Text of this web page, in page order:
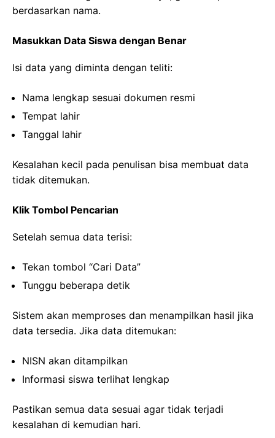
berdasarkan nama.
Masukkan Data Siswa dengan Benar
Isi data yang diminta dengan teliti:
Nama lengkap sesuai dokumen resmi
Tempat lahir
Tanggal lahir
Kesalahan kecil pada penulisan bisa membuat data
tidak ditemukan.
Klik Tombol Pencarian
Setelah semua data terisi:
Tekan tombol “Cari Data”
Tunggu beberapa detik
Sistem akan memproses dan menampilkan hasil jika
data tersedia. Jika data ditemukan:
NISN akan ditampilkan
Informasi siswa terlihat lengkap
Pastikan semua data sesuai agar tidak terjadi
kesalahan di kemudian hari.